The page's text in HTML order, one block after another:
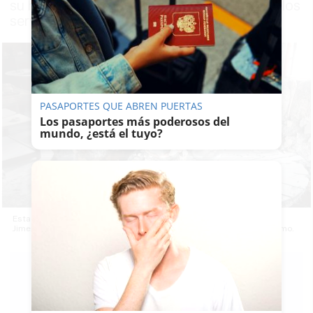
su hija, que ha tenido que ser atendida por los
servicios médicos
Estado en el que ha quedado el salón de la vivienda incendiada en
Jimena, donde una mujer se ha visto afectada por inhalación de humo.
LAVOZDELSUR.ES
17/01/2021Actualizado: 17/01/2021 - 10:01
PASAPORTES QUE ABREN PUERTAS
Los pasaportes más poderosos del
mundo, ¿está el tuyo?